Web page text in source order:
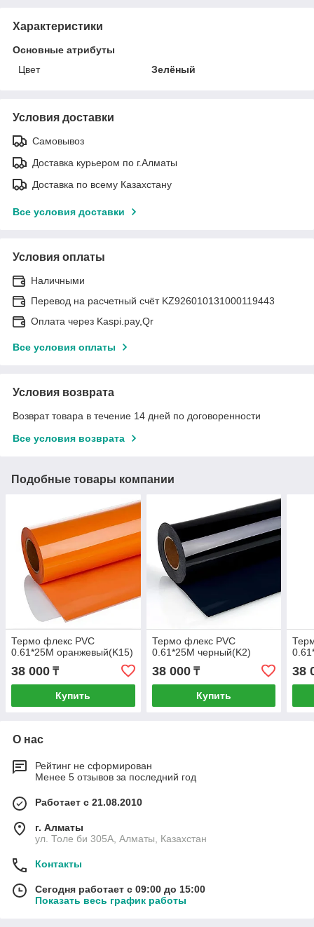
Характеристики
Основные атрибуты
Цвет
Зелёный
Условия доставки
Самовывоз
Доставка курьером по г.Алматы
Доставка по всему Казахстану
Все условия доставки
Условия оплаты
Наличными
Перевод на расчетный счёт KZ926010131000119443
Оплата через Kaspi.pay,Qr
Все условия оплаты
Условия возврата
Возврат товара в течение 14 дней по договоренности
Все условия возврата
Подобные товары компании
Термо флекс PVC
0.61*25M оранжевый(K15)
38 000 ₸
Купить
Термо флекс PVC
0.61*25M черный(K2)
38 000₸
Купить
38
О нас
Рейтинг не сформирован
Менее 5 отзывов за последний год
Работает с 21.08.2010
г. Алматы
ул. Толе би 305А, Алматы, Казахстан
Контакты
Сегодня работает с 09:00 до 15:00
Показать весь график работы